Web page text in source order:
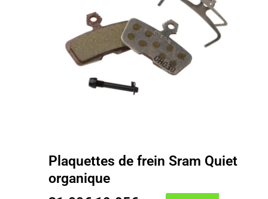
Plaquettes de frein Sram Quiet
organique